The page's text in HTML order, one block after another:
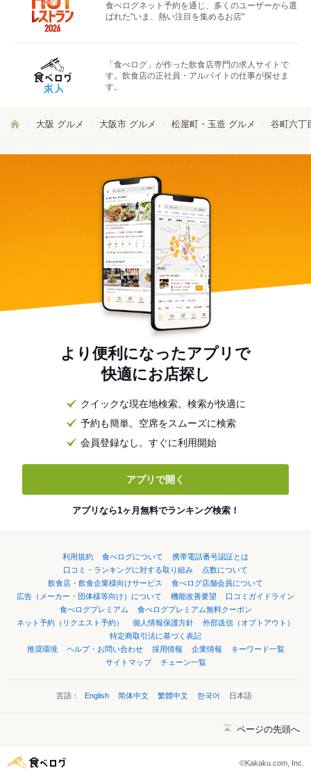
食べログネット予約を通じ、多くのユーザーから選
ばれた"いま、熱い注目を集めるお店"
「食べログ」が作った飲食店専門の求人サイトで
す。飲食店の正社員・アルバイトの仕事が探せま
す。
大阪 グルメ 大阪市 グルメ 松屋町・玉造 グルメ 谷町六丁
より便利になったアプリで
快適にお店探し
クイックな現在地検索。検索が快適に
予約も簡単。空席をスムーズに検索
会員登録なし。すぐに利用開始
アプリで開く
アプリなら1ヶ月無料でランキング検索！
利用規約 食べログについて
携帯電話番号認証とは
口コミ・ランキングに対する取り組み
点数について
飲食店・飲食企業様向けサービス
食べログ店舗会員について
広告（メーカー・団体様等向け）について
機能改善要望
口コミガイドライン
食べログプレミアム
食べログプレミアム無料クーポン
ネット予約（リクエスト予約）
個人情報保護方針
外部送信（オプトアウト）
特定商取引法に基づく表記
推奨環境
ヘルプ・お問い合わせ 採用情報 企業情報
キーワード一覧
サイトマップ
チェーン一覧
言語： English 简体中文 繁體中文 한국어 日本語
ページの先頭へ
©Kakaku.com, Inc.